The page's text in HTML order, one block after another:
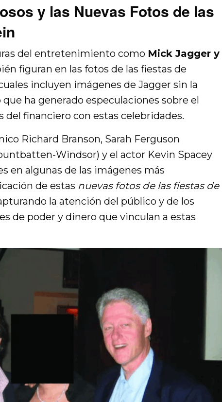
y las Nuevas Fotos de las
del entretenimiento como Mick Jagger y
figuran en las fotos de las fiestas de
incluyen imágenes de Jagger sin la
ha generado especulaciones sobre el
del financiero con estas celebridades.
Richard Branson, Sarah Ferguson
Windsor) y el actor Kevin Spacey
en algunas de las imágenes más
de estas nuevas fotos de las fiestas de
la atención del público y de los
de poder y dinero que vinculan a estas